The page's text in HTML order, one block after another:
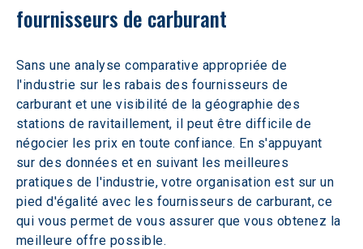
fournisseurs de carburant
Sans une analyse comparative appropriée de
l'industrie sur les rabais des fournisseurs de
carburant et une visibilité de la géographie des
stations de ravitaillement, il peut être difficile de
négocier les prix en toute confiance. En s'appuyant
sur des données et en suivant les meilleures
pratiques de l'industrie, votre organisation est sur un
pied d'égalité avec les fournisseurs de carburant, ce
qui vous permet de vous assurer que vous obtenez la
meilleure offre possible.